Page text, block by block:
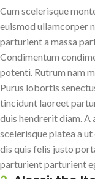
Cum scelerisque
euismod ullamcorper
parturient a massa
Condimentum
potenti. Rutrum nam
Purus lobortis
tincidunt laoreet
duis hendrerit diam. A
scelerisque platea a
dis quis felis justo
parturient parturient